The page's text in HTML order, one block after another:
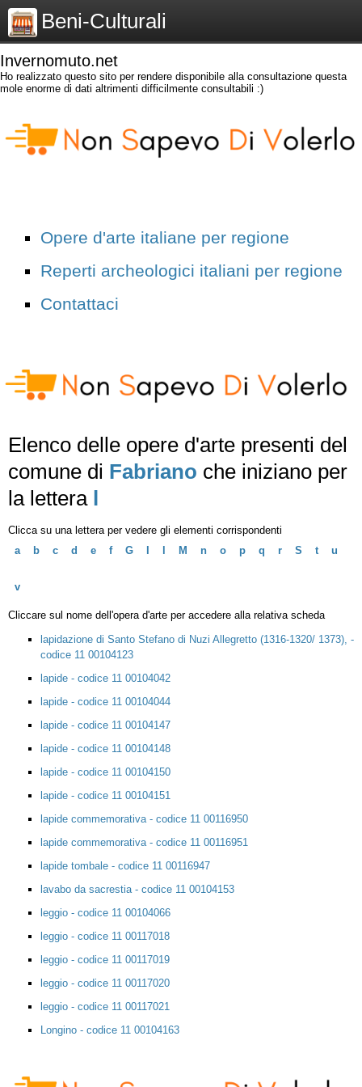
Beni-Culturali
Invernomuto.net
Ho realizzato questo sito per rendere disponibile alla consultazione questa
mole enorme di dati altrimenti difficilmente consultabili :)
Opere d'arte italiane per regione
Reperti archeologici italiani per regione
Contattaci
Elenco delle opere d'arte presenti del
comune di Fabriano che iniziano per
la lettera l
Clicca su una lettera per vedere gli elementi corrispondenti
a
b c d e f G M n o p q r S t u
v
Cliccare sul nome dell'opera d'arte per accedere alla relativa scheda
lapidazione di Santo Stefano di Nuzi Allegretto (1316-1320/ 1373), -
codice 11 00104123
lapide - codice 11 00104042
lapide - codice 11 00104044
lapide - codice 11 00104147
lapide - codice 11 00104148
lapide - codice 11 00104150
lapide - codice 11 00104151
lapide commemorativa - codice 11 00116950
lapide commemorativa - codice 11 00116951
lapide tombale - codice 11 00116947
lavabo da sacrestia - codice 11 00104153
leggio - codice 11 00104066
leggio - codice 11 00117018
leggio - codice 11 00117019
leggio - codice 11 00117020
leggio - codice 11 00117021
Longino - codice 11 00104163